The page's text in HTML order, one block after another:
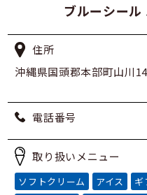
ブルーシール
住所
沖縄県国頭郡本部町山川
電話番号
取り扱いメニュー
ソフトクリーム アイス ギ